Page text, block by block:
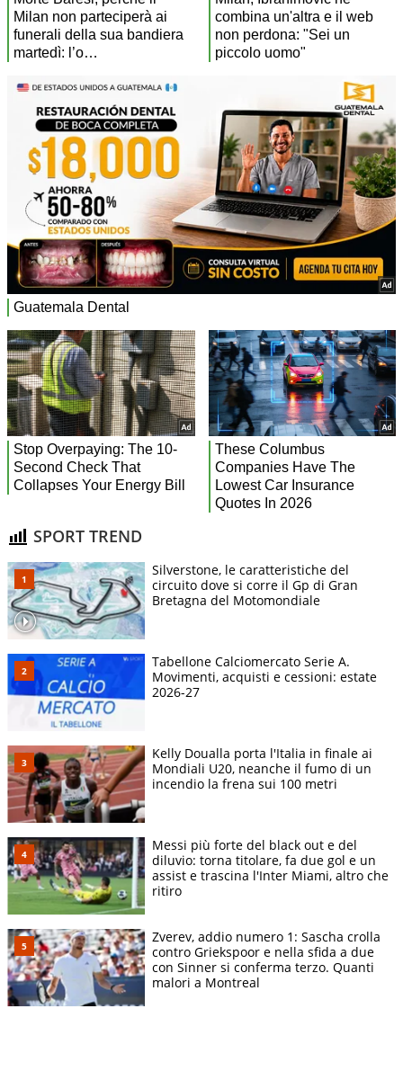
SPORT TREND
Silverstone, le caratteristiche del
circuito dove si corre il Gp di Gran
Bretagna del Motomondiale
Tabellone Calciomercato Serie A.
Movimenti, acquisti e cessioni: estate
2026-27
Kelly Doualla porta l'Italia in finale ai
Mondiali U20, neanche il fumo di un
incendio la frena sui 100 metri
Messi più forte del black out e del
diluvio: torna titolare, fa due gol e un
assist e trascina l'Inter Miami, altro che
ritiro
Zverev, addio numero 1: Sascha crolla
contro Griekspoor e nella sfida a due
con Sinner si conferma terzo. Quanti
malori a Montreal